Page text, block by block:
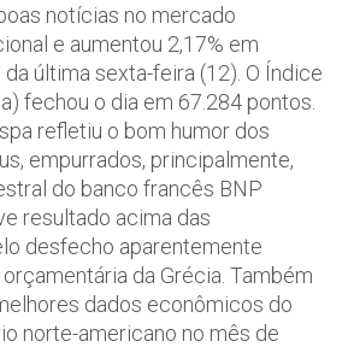
notícias no mercado
e aumentou 2,17% em
última sexta-feira (12). O Índice
fechou o dia em 67.284 pontos.
refletiu o bom humor dos
empurrados, principalmente,
do banco francês BNP
resultado acima das
desfecho aparentemente
da Grécia. Também
dados econômicos do
norte-americano no mês de